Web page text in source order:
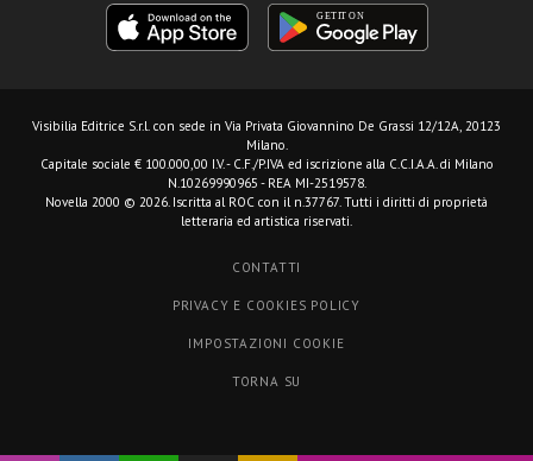
Visibilia Editrice S.r.l. con sede in Via Privata Giovannino De Grassi 12/12A, 20123
Milano.
Capitale sociale € 100.000,00 I.V. - C.F./P.IVA ed iscrizione alla C.C.I.A.A. di Milano
N.10269990965 - REA MI-2519578.
Novella 2000 © 2026. Iscritta al ROC con il n.37767. Tutti i diritti di proprietà
letteraria ed artistica riservati.
CONTATTI
PRIVACY E COOKIES POLICY
IMPOSTAZIONI COOKIE
TORNA SU